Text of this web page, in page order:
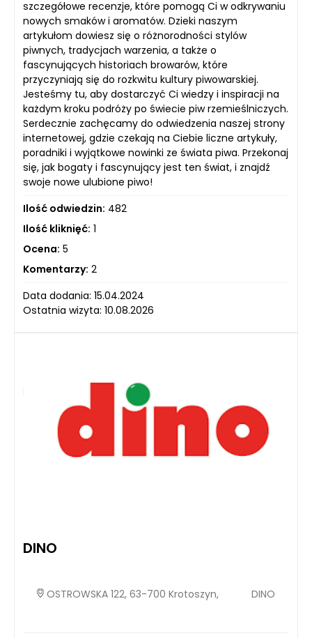
szczegółowe recenzje, które pomogą Ci w odkrywaniu
nowych smaków i aromatów. Dzieki naszym
artykułom dowiesz się o różnorodności stylów
piwnych, tradycjach warzenia, a także o
fascynujących historiach browarów, które
przyczyniają się do rozkwitu kultury piwowarskiej.
Jesteśmy tu, aby dostarczyć Ci wiedzy i inspiracji na
każdym kroku podróży po świecie piw rzemieślniczych.
Serdecznie zachęcamy do odwiedzenia naszej strony
internetowej, gdzie czekają na Ciebie liczne artykuły,
poradniki i wyjątkowe nowinki ze świata piwa. Przekonaj
się, jak bogaty i fascynujący jest ten świat, i znajdź
swoje nowe ulubione piwo!
Ilość odwiedzin: 482
Ilość kliknięć: 1
Ocena: 5
Komentarzy: 2
Data dodania: 15.04.2024
Ostatnia wizyta: 10.08.2026
DINO
OSTROWSKA 122, 63-700 Krotoszyn, DINO